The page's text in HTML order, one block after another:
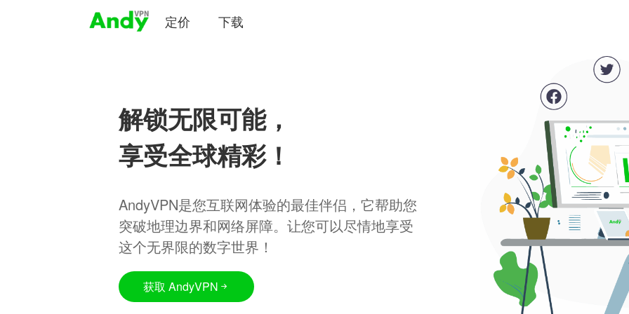
定价 下载
解锁无限可能，
享受全球精彩！
AndyVPN是您互联网体验的最佳伴侣，它帮助您
突破地理边界和网络屏障。让您可以尽情地享受
这个无界限的数字世界！
获取 AndyVPN